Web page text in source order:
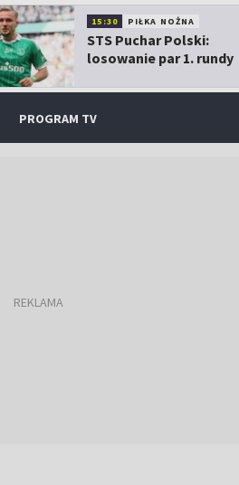
15:30 PIŁKA NOŻNA
STS Puchar Polski:
losowanie par 1. rundy
PROGRAM TV